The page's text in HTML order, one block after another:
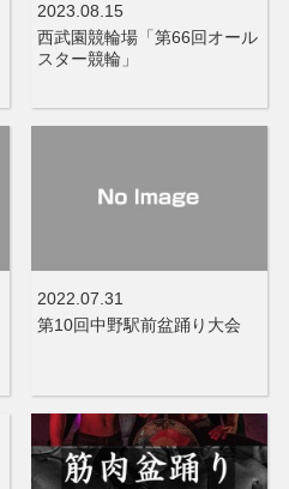
2023.08.15
西武園競輪場「第66回オール
スター競輪」
2022.07.31
第10回中野駅前盆踊り大会